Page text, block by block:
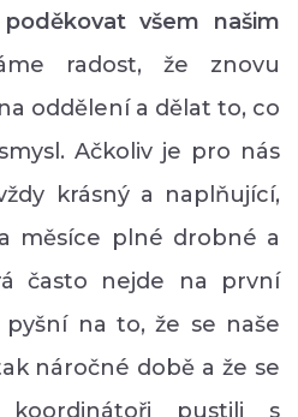
všem našim
radost, že znovu
oddělení a dělat to, co
Ačkoliv je pro nás
krásný a naplňující,
měsíce plné drobné a
často nejde na první
na to, že se naše
náročné době a že se
pustili s